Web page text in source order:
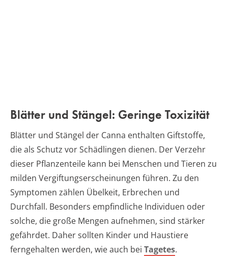
Blätter und Stängel: Geringe Toxizität
Blätter und Stängel der Canna enthalten Giftstoffe,
die als Schutz vor Schädlingen dienen. Der Verzehr
dieser Pflanzenteile kann bei Menschen und Tieren zu
milden Vergiftungserscheinungen führen. Zu den
Symptomen zählen Übelkeit, Erbrechen und
Durchfall. Besonders empfindliche Individuen oder
solche, die große Mengen aufnehmen, sind stärker
gefährdet. Daher sollten Kinder und Haustiere
ferngehalten werden, wie auch bei Tagetes.